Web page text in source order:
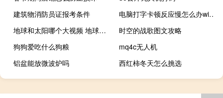
建筑物消防员证报考条件
电脑打字卡顿反应慢怎么办win10（电脑打字卡）
地球和太阳哪个大视频 地球和太阳哪个大
时空的战歌图文攻略
狗狗爱吃什么狗粮
mq4c无人机
铝盆能放微波炉吗
西红柿冬天怎么挑选